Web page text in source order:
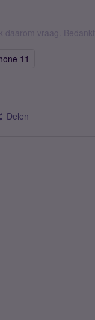
daarom vraag. Bedankt!
11
Delen